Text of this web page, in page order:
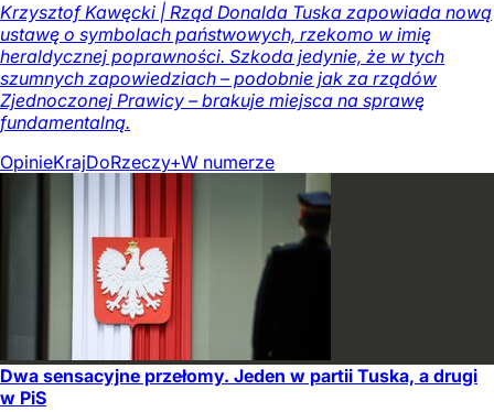
Krzysztof Kawęcki | Rząd Donalda Tuska zapowiada nową
ustawę o symbolach państwowych, rzekomo w imię
heraldycznej poprawności. Szkoda jedynie, że w tych
szumnych zapowiedziach – podobnie jak za rządów
Zjednoczonej Prawicy – brakuje miejsca na sprawę
fundamentalną.
OpinieKrajDoRzeczy+W numerze
Dwa sensacyjne przełomy. Jeden w partii Tuska, a drugi
w PiS